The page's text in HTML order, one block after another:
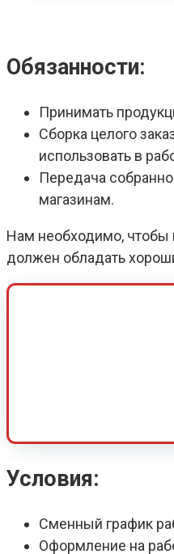
Обязанности:
Принимать
Сборка целого
использовать в
Передача
магазинам.
Нам необходимо, чтобы
должен обладать
Условия:
Сменный график
Оформление на